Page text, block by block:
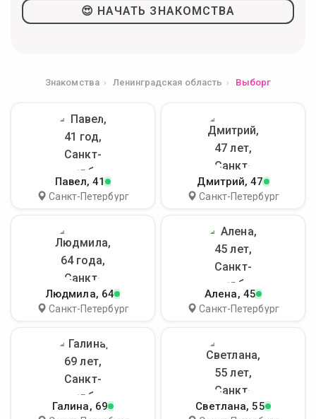
😍 НАЧАТЬ ЗНАКОМСТВА
Знакомства Ленинградская область Выборг
Павел, 41
Санкт-Петербург
Дмитрий, 47
Санкт-Петербург
Людмила, 64
Санкт-Петербург
Алена, 45
Санкт-Петербург
Галина, 69 Светлана, 55